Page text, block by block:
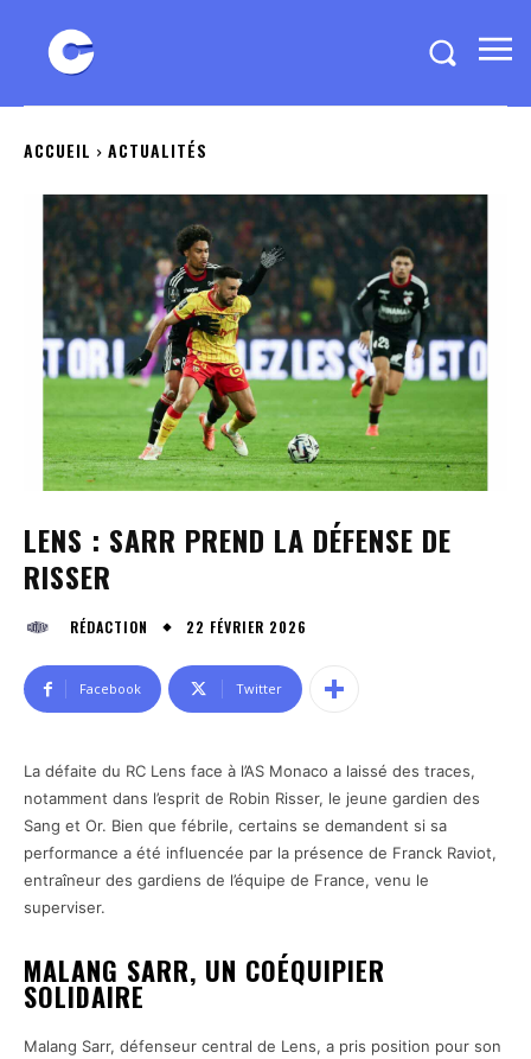
ACCUEIL ACTUALITÉS
LENS : SARR PREND LA DÉFENSE DE
RISSER
RÉDACTION 22 FÉVRIER 2026
Facebook Twitter
La défaite du RC Lens face à l’AS Monaco a laissé des traces,
notamment dans l’esprit de Robin Risser, le jeune gardien des
Sang et Or. Bien que fébrile, certains se demandent si sa
performance a été influencée par la présence de Franck Raviot,
entraîneur des gardiens de l’équipe de France, venu le
superviser.
MALANG SARR, UN COÉQUIPIER
SOLIDAIRE
Malang Sarr, défenseur central de Lens, a pris position pour son